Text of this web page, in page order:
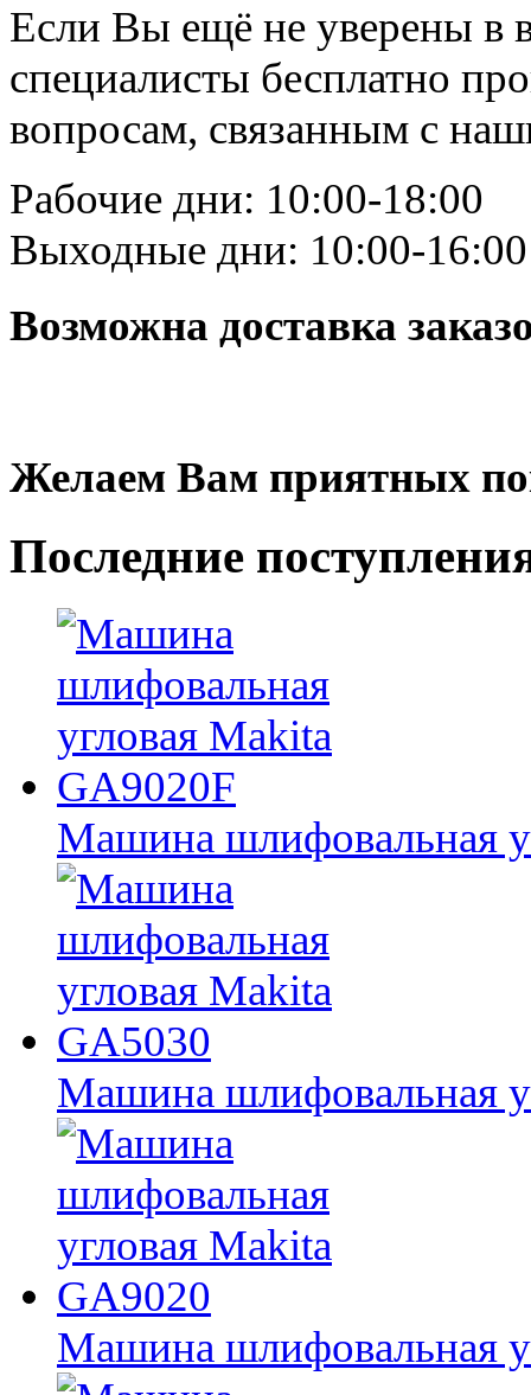
Если Вы ещё не уверены в
специалисты бесплатно
вопросам, связанным с
Рабочие дни: 10:00-18:00
Выходные дни: 10:00-16:00
Возможна доставка
Желаем Вам приятных
Последние
Машина шлифовальная
Машина шлифовальная
Машина шлифовальная